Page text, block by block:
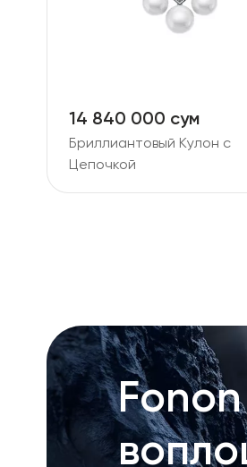
14 840 000 сум
Бриллиантовый Кулон с
Цепочкой